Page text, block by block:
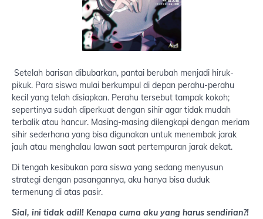
Setelah barisan dibubarkan, pantai berubah menjadi hiruk-
pikuk. Para siswa mulai berkumpul di depan perahu-perahu
kecil yang telah disiapkan. Perahu tersebut tampak kokoh;
sepertinya sudah diperkuat dengan sihir agar tidak mudah
terbalik atau hancur. Masing-masing dilengkapi dengan meriam
sihir sederhana yang bisa digunakan untuk menembak jarak
jauh atau menghalau lawan saat pertempuran jarak dekat.
Di tengah kesibukan para siswa yang sedang menyusun
strategi dengan pasangannya, aku hanya bisa duduk
termenung di atas pasir.
Sial, ini tidak adil! Kenapa cuma aku yang harus sendirian?!